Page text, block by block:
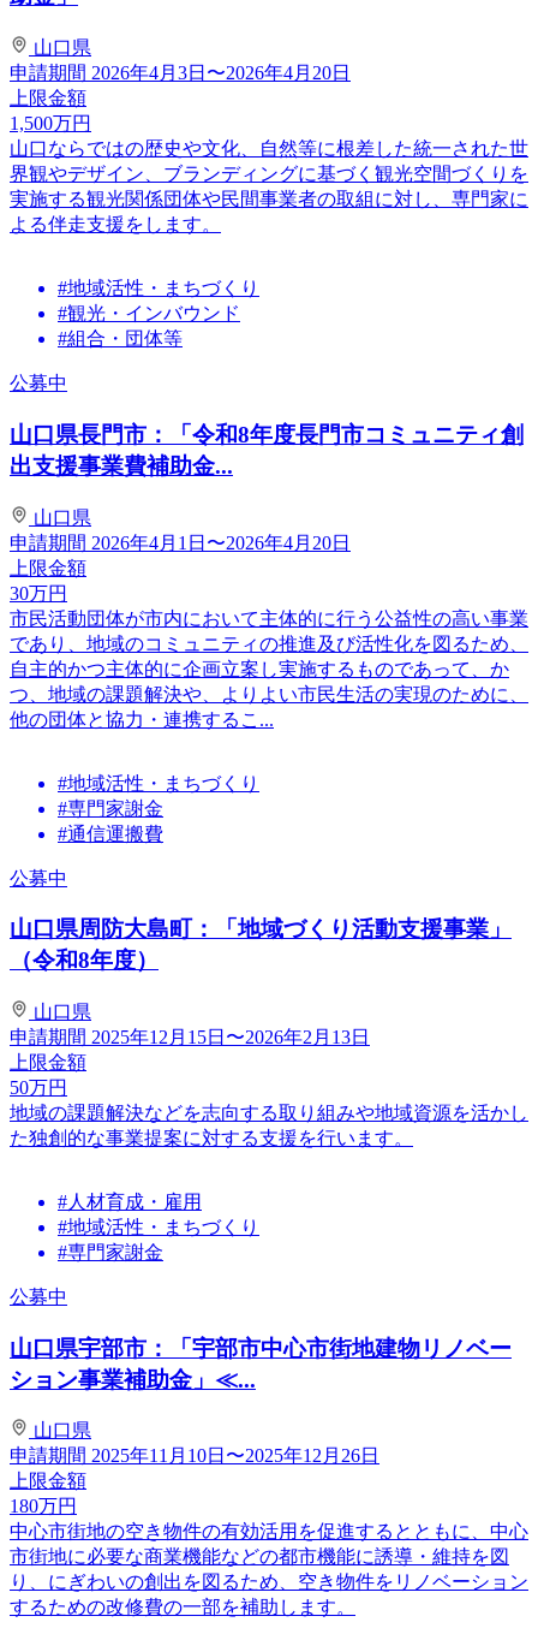
山口県
申請期間 2026年4月3日〜2026年4月20日
上限金額
1,500万円
山口ならではの歴史や文化、自然等に根差した統一された世
界観やデザイン、ブランディングに基づく観光空間づくりを
実施する観光関係団体や民間事業者の取組に対し、専門家に
よる伴走支援をします。
#地域活性・まちづくり
#観光・インバウンド
#組合・団体等
公募中
山口県長門市：「令和8年度長門市コミュニティ創
出支援事業費補助金...
山口県
申請期間 2026年4月1日〜2026年4月20日
上限金額
30万円
市民活動団体が市内において主体的に行う公益性の高い事業
であり、地域のコミュニティの推進及び活性化を図るため、
自主的かつ主体的に企画立案し実施するものであって、か
つ、地域の課題解決や、よりよい市民生活の実現のために、
他の団体と協力・連携するこ...
#地域活性・まちづくり
#専門家謝金
#通信運搬費
公募中
山口県周防大島町：「地域づくり活動支援事業」
（令和8年度）
山口県
申請期間 2025年12月15日〜2026年2月13日
上限金額
50万円
地域の課題解決などを志向する取り組みや地域資源を活かし
た独創的な事業提案に対する支援を行います。
#人材育成・雇用
#地域活性・まちづくり
#専門家謝金
公募中
山口県宇部市：「宇部市中心市街地建物リノベー
ション事業補助金」≪...
山口県
申請期間 2025年11月10日〜2025年12月26日
上限金額
180万円
中心市街地の空き物件の有効活用を促進するとともに、中心
市街地に必要な商業機能などの都市機能に誘導・維持を図
り、にぎわいの創出を図るため、空き物件をリノベーション
するための改修費の一部を補助します。